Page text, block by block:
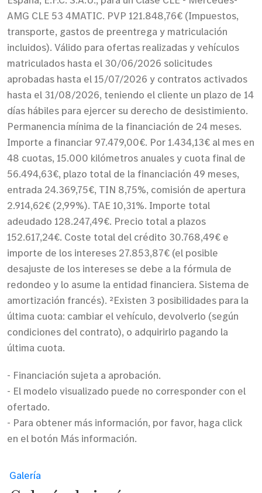
AMG CLE 53 4MATIC. PVP 121.848,76€ (Impuestos,
transporte, gastos de preentrega y matriculación
incluidos). Válido para ofertas realizadas y vehículos
matriculados hasta el 30/06/2026 solicitudes
aprobadas hasta el 15/07/2026 y contratos activados
hasta el 31/08/2026, teniendo el cliente un plazo de 14
días hábiles para ejercer su derecho de desistimiento.
Permanencia mínima de la financiación de 24 meses.
Importe a financiar 97.479,00€. Por 1.434,13€ al mes en
48 cuotas, 15.000 kilómetros anuales y cuota final de
56.494,63€, plazo total de la financiación 49 meses,
entrada 24.369,75€, TIN 8,75%, comisión de apertura
2.914,62€ (2,99%). TAE 10,31%. Importe total
adeudado 128.247,49€. Precio total a plazos
152.617,24€. Coste total del crédito 30.768,49€ e
importe de los intereses 27.853,87€ (el posible
desajuste de los intereses se debe a la fórmula de
redondeo y lo asume la entidad financiera. Sistema de
amortización francés). ²Existen 3 posibilidades para la
última cuota: cambiar el vehículo, devolverlo (según
condiciones del contrato), o adquirirlo pagando la
última cuota.
- Financiación sujeta a aprobación.
- El modelo visualizado puede no corresponder con el
ofertado.
- Para obtener más información, por favor, haga click
en el botón Más información.
Galería